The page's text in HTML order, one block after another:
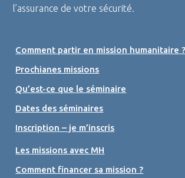
l’assurance de votre sécurité.
Comment partir en mission humanitaire ?
Prochianes missions
Qu’est-ce que le séminaire
Dates des séminaires
Inscription – je m’inscris
Les missions avec MH
Comment financer sa mission ?